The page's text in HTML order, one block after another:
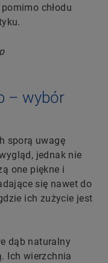
chłodu
– wybór
sporą uwagę
jednak nie
one piękne i
się nawet do
ich zużycie jest
dąb naturalny
Ich wierzchnia